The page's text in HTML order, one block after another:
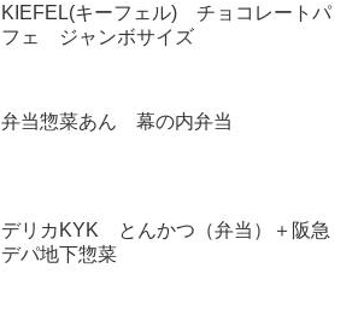
KIEFEL(キーフェル) チョコレートパ
フェ ジャンボサイズ
弁当惣菜あん 幕の内弁当
デリカKYK とんかつ（弁当）＋阪急
デパ地下惣菜